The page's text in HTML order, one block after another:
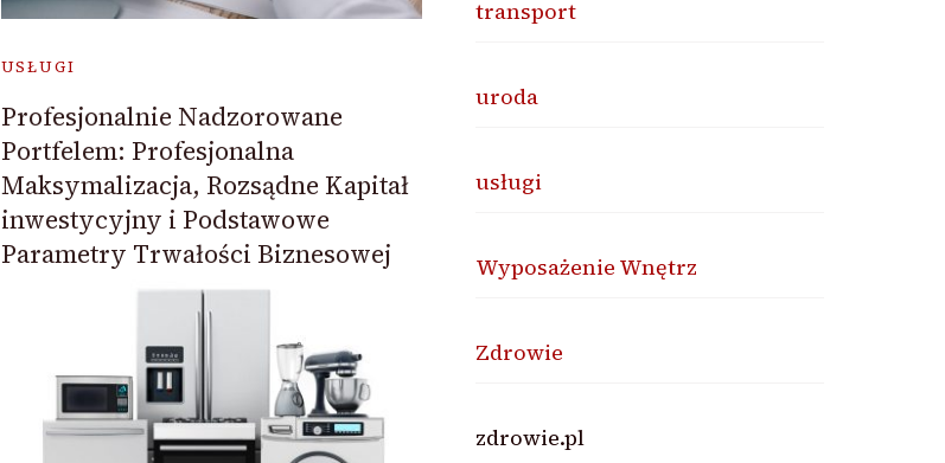
USŁUGI
Profesjonalnie Nadzorowane
Portfelem: Profesjonalna
Maksymalizacja, Rozsądne Kapitał
inwestycyjny i Podstawowe
Parametry Trwałości Biznesowej
transport
uroda
usługi
Wyposażenie Wnętrz
Zdrowie
zdrowie.pl